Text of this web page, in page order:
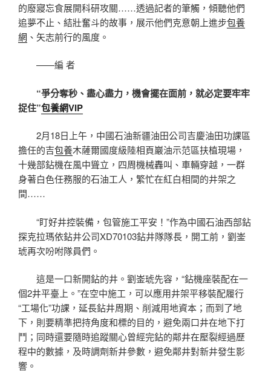
的廢寢忘食展開科研攻關……透過記者的筆觸，傾聽他們
追夢不止、結壯奮斗的故事，展示他們克意朝上進步包養
網 、矢志前行的風度。
——編 者
“爭分奪秒、盡心盡力，機會擺在面前，就必定要牢牢
捉住”包養網VIP
2月18日上午，中國石油新疆油田公司吉慶油田功課區
擔任的吉包養木薩爾國度級陸相頁巖油示范區扶植現場，
十幾部鉆機在風中聳立，四周機械轟叫、車輛穿越，一群
身著白色任務服的石油工人，繁忙在紅白相間的井架之
間……
“盯好井控裝備，包管施工平安！”作為中國石油西部鉆
探克拉瑪依鉆井公司XD70103鉆井隊隊長，開工前，劉崟
琥再次吩咐隊員們。
這是一口新開鉆的井。劉崟琥先容，“鉆機座裝配在一
個2井平臺上。”在空中施工，可以應用井架平移裝配履行
“工場化”功課，延長鉆井周期、削減用地資本；而到了地
下，則要精準把持角度和標的目的，避免兩口井在地下打
鬥；同時還要隨時追蹤關心曾經完鉆的鄰井在壓裂經過歷
程中的數據，及時調劑新井參數，避免鄰井對新井發生影
響。